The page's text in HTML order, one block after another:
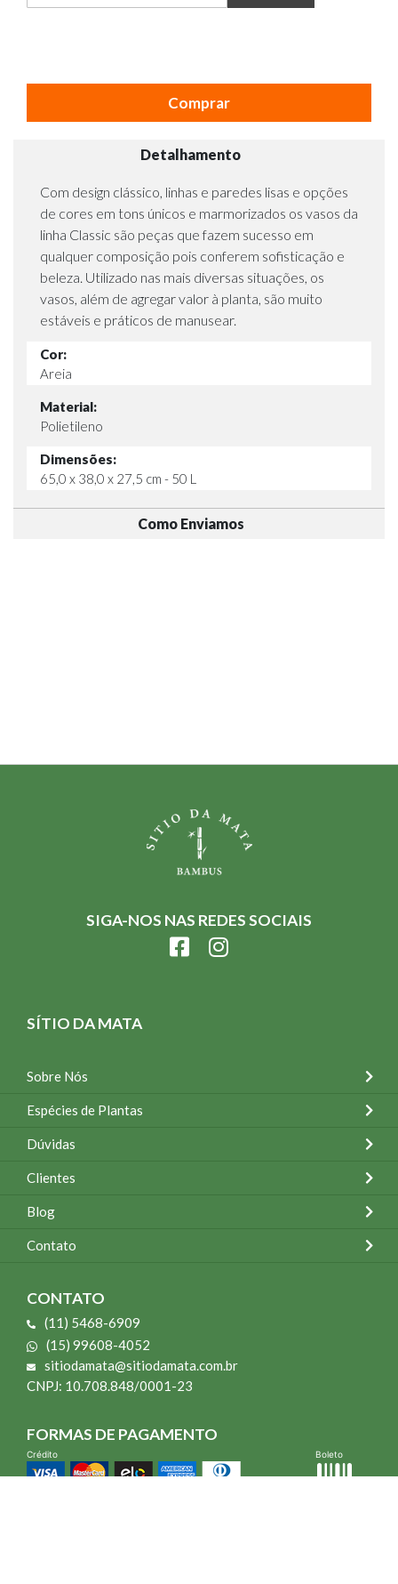
Comprar
Detalhamento
Com design clássico, linhas e paredes lisas e opções
de cores em tons únicos e marmorizados os vasos da
linha Classic são peças que fazem sucesso em
qualquer composição pois conferem sofisticação e
beleza. Utilizado nas mais diversas situações, os
vasos, além de agregar valor à planta, são muito
estáveis e práticos de manusear.
Cor:
Areia
Material:
Polietileno
Dimensões:
65,0 x 38,0 x 27,5 cm - 50 L
Como Enviamos
SIGA-NOS NAS REDES SOCIAIS
SÍTIO DA MATA
Sobre Nós
Espécies de Plantas
Dúvidas
Clientes
Blog
Contato
CONTATO
(11) 5468-6909
(15) 99608-4052
sitiodamata@sitiodamata.com.br
CNPJ: 10.708.848/0001-23
FORMAS DE PAGAMENTO
Crédito Boleto